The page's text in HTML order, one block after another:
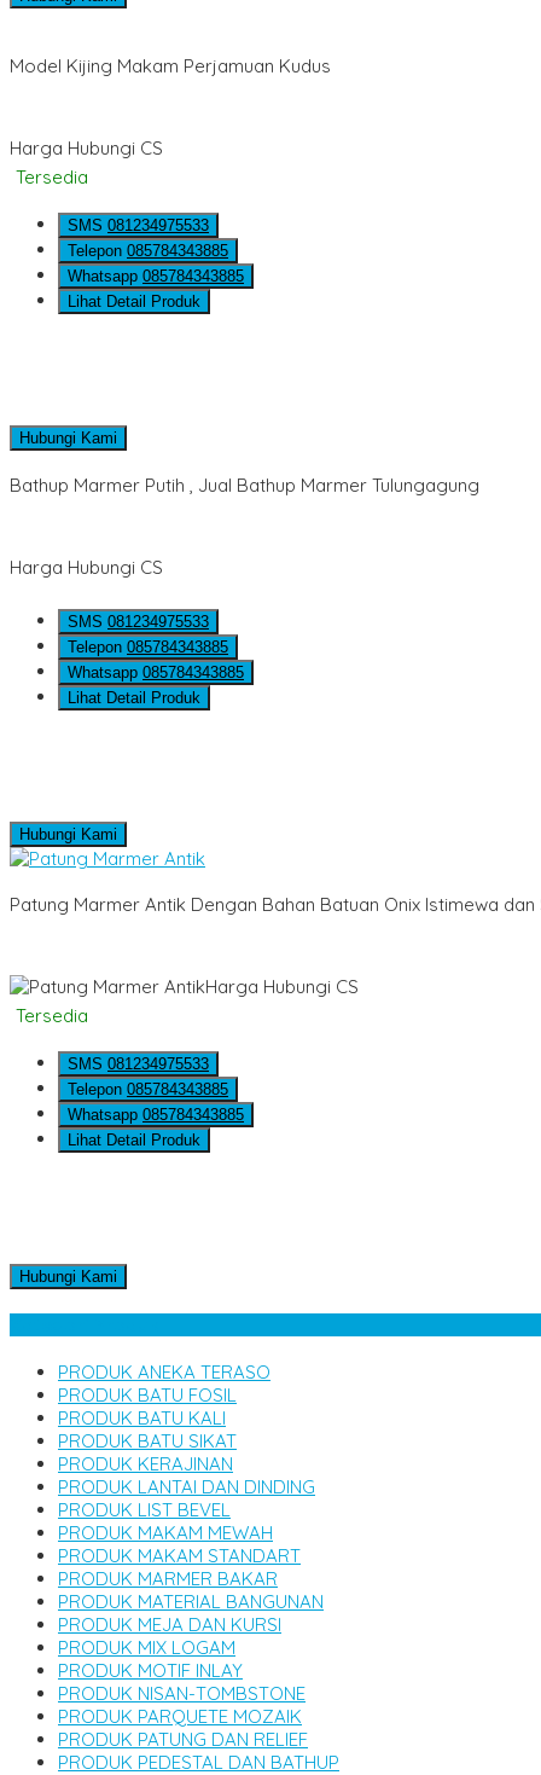
Model Kijing Makam Perjamuan Kudus
Harga Hubungi CS
Tersedia
SMS 081234975533
Telepon 085784343885
Whatsapp 085784343885
Lihat Detail Produk
Hubungi Kami
Bathup Marmer Putih , Jual Bathup Marmer Tulungagung
Harga Hubungi CS
SMS 081234975533
Telepon 085784343885
Whatsapp 085784343885
Lihat Detail Produk
Hubungi Kami
Patung Marmer Antik Dengan Bahan Batuan Onix Istimewa
Harga Hubungi CS
Tersedia
SMS 081234975533
Telepon 085784343885
Whatsapp 085784343885
Lihat Detail Produk
Hubungi Kami
PRODUK ANEKA TERASO
PRODUK BATU FOSIL
PRODUK BATU KALI
PRODUK BATU SIKAT
PRODUK KERAJINAN
PRODUK LANTAI DAN DINDING
PRODUK LIST BEVEL
PRODUK MAKAM MEWAH
PRODUK MAKAM STANDART
PRODUK MARMER BAKAR
PRODUK MATERIAL BANGUNAN
PRODUK MEJA DAN KURSI
PRODUK MIX LOGAM
PRODUK MOTIF INLAY
PRODUK NISAN-TOMBSTONE
PRODUK PARQUETE MOZAIK
PRODUK PATUNG DAN RELIEF
PRODUK PEDESTAL DAN BATHUP